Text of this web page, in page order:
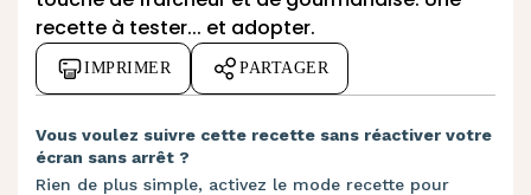
recette à tester... et adopter.
IMPRIMER PARTAGER
Vous voulez suivre cette recette sans réactiver votre
écran sans arrêt ?
Rien de plus simple, activez le mode recette pour